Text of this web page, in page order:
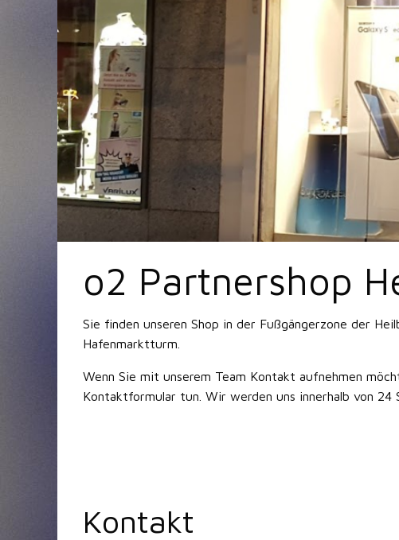
o2 Partnershop
Sie finden unseren Shop in der Fußgängerzone der
Hafenmarktturm.
Wenn Sie mit unserem Team Kontakt aufnehmen
Kontaktformular tun. Wir werden uns innerhalb von 24
Kontakt